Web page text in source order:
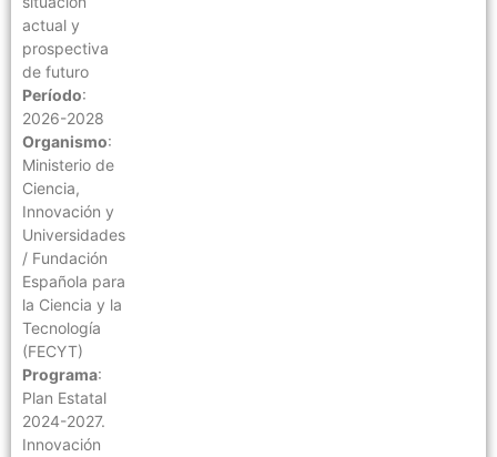
actual y
prospectiva
de futuro
Período:
2026-2028
Organismo:
Ministerio de
Ciencia,
Innovación y
Universidades
/ Fundación
Española para
la Ciencia y la
Tecnología
(FECYT)
Programa:
Plan Estatal
2024-2027.
Innovación